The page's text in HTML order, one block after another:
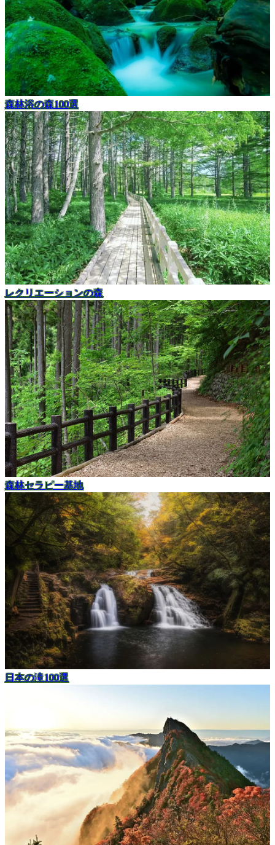
森林浴の森100選
レクリエーションの森
森林セラピー基地
日本の滝100選